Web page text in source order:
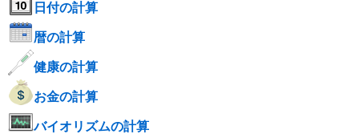
日付の計算
暦の計算
健康の計算
お金の計算
バイオリズムの計算